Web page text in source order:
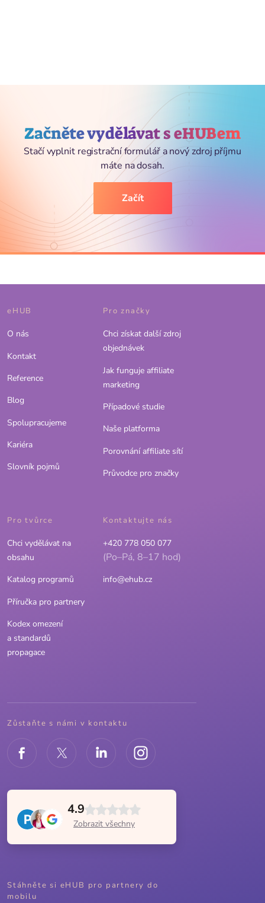
Začněte vydělávat s eHUBem
Stačí vyplnit registrační formulář a nový zdroj příjmu
máte na dosah.
Začít
eHUB
O nás
Kontakt
Reference
Blog
Spolupracujeme
Kariéra
Slovník pojmů
Pro značky
Chci získat další zdroj
objednávek
Jak funguje affiliate
marketing
Případové studie
Naše platforma
Porovnání affiliate sítí
Průvodce pro značky
Pro tvůrce
Chci vydělávat na
obsahu
Katalog programů
Příručka pro partnery
Kodex omezení
a standardů
propagace
Kontaktujte nás
+420 778 050 077
(Po–Pá, 8–17 hod)
info@ehub.cz
Zůstaňte s námi v kontaktu
4.9
Zobrazit všechny
Stáhněte si eHUB pro partnery do
mobilu